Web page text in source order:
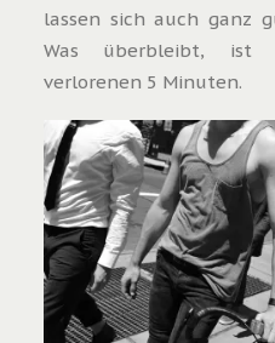
lassen sich auch ganz
Was überbleibt, ist
verlorenen 5 Minuten.